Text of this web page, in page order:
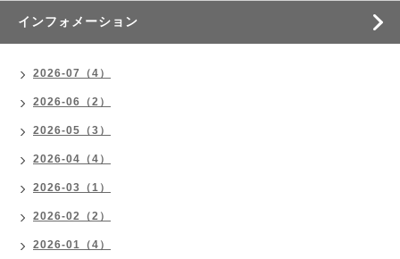
インフォメーション
2026-07（4）
2026-06（2）
2026-05（3）
2026-04（4）
2026-03（1）
2026-02（2）
2026-01（4）